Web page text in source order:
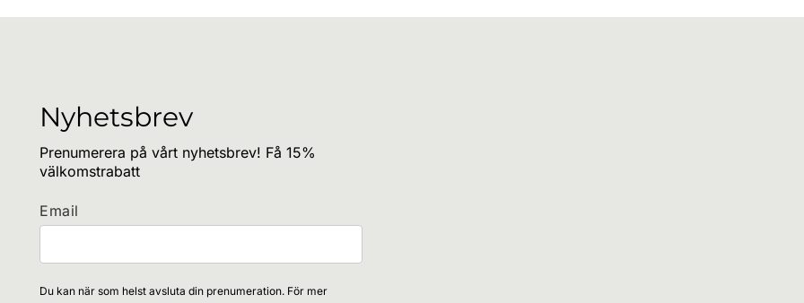
Nyhetsbrev
Prenumerera på vårt nyhetsbrev! Få 15%
välkomstrabatt
Email
Du kan när som helst avsluta din prenumeration. För mer